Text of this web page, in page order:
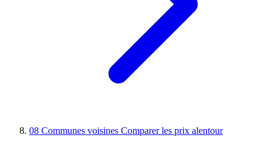
08 Communes voisines Comparer les prix alentour